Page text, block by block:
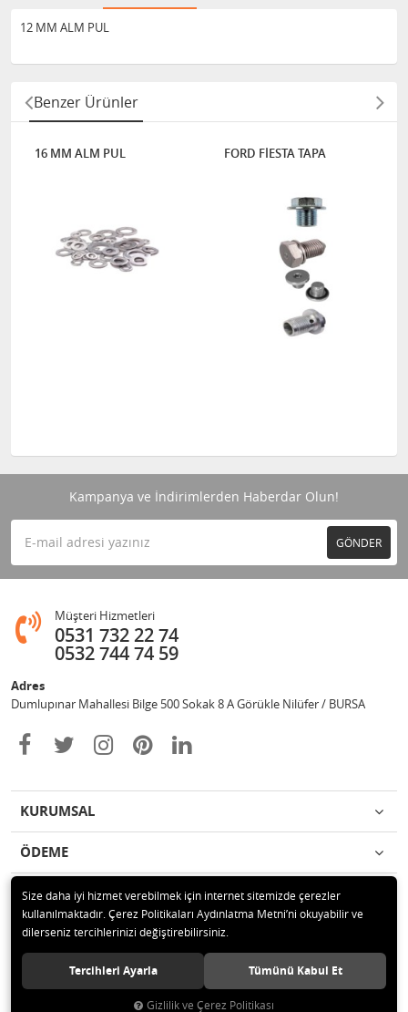
12 MM ALM PUL
Benzer Ürünler
16 MM ALM PUL FORD FİESTA TAPA
Kampanya ve İndirimlerden Haberdar Olun!
GÖNDER
Müşteri Hizmetleri
0531 732 22 74
0532 744 74 59
Adres
Dumlupınar Mahallesi Bilge 500 Sokak 8 A Görükle Nilüfer / BURSA
KURUMSAL
ÖDEME
İLETİŞİM
© 2020 MAG OTOMOTİV Tüm hakları saklıdır.
Size daha iyi hizmet verebilmek için internet sitemizde çerezler
kullanılmaktadır. Çerez Politikaları Aydınlatma Metni’ni okuyabilir ve
dilerseniz tercihlerinizi değiştirebilirsiniz.
Tercihleri Ayarla Tümünü Kabul Et
Gizlilik ve Çerez Politikası